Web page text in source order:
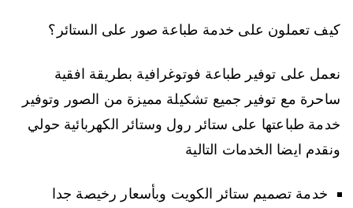
كيف تعملون على خدمة طباعة صور على الستائر؟
نعمل على توفير طباعة فوتوغرافية بطريقة افقية
ساحرة مع توفير جميع تشكيلة مميزة من الصور وتوفير
خدمة طباعتها على ستائر رول وستائر الكهربائية حولي
ونقدم ايضا الخدمات التالية
خدمة تصميم ستائر الكويت وبأسعار رخيصة جدا